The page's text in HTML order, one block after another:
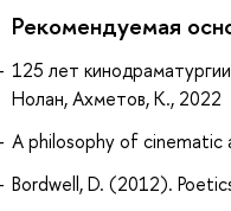
Рекомендуемая
125 лет
Нолан, Ахметов, К., 2022
A philosophy of cinematic
Bordwell, D. (2012).